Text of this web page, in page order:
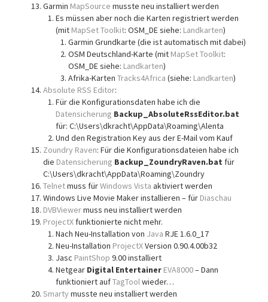
Garmin MapSource musste neu installiert werden
Es müssen aber noch die Karten registriert werden
(mit MapSet Toolkit: OSM_DE siehe: Landkarten)
Garmin Grundkarte (die ist automatisch mit dabei)
OSM Deutschland-Karte (mit MapSet Toolkit:
OSM_DE siehe: Landkarten)
Afrika-Karten Tracks4Africa (siehe: Landkarten)
Absolute RSS Editor:
Für die Konfigurationsdaten habe ich die
Datensicherung Backup_AbsoluteRssEditor.bat
für: C:\Users\dkracht\AppData\Roaming\Alenta
Und den Registration Key aus der E-Mail vom Kauf
Zoundry Raven: Für die Konfigurationsdateien habe ich
die Datensicherung Backup_ZoundryRaven.bat für
C:\Users\dkracht\AppData\Roaming\Zoundry
Telnetmuss fürWindows Vista aktiviert werden
Windows Live Movie Maker installieren – für Diaschau
DVBViewermuss neu installiert werden
ProjectX funktionierte nicht mehr.
Nach Neu-Installation von Java RJE 1.6.0_17
Neu-Installation ProjectXVersion 0.90.4.00b32
Jasc PaintShop 9.00 installiert
Netgear Digital Entertainer EVA8000– Dann
funktioniert aufTagToolwieder…
Smarty musste neu installiert werden